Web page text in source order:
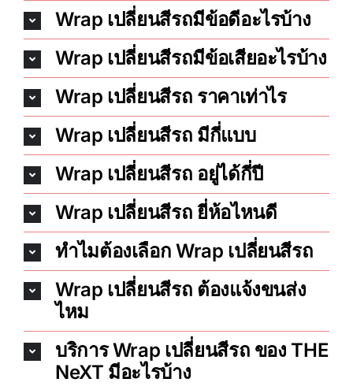
Wrap เปลี่ยนสีรถมีข้อดีอะไรบ้าง
Wrap เปลี่ยนสีรถมีข้อเสียอะไรบ้าง
Wrap เปลี่ยนสีรถ ราคาเท่าไร
Wrap เปลี่ยนสีรถ มีกี่แบบ
Wrap เปลี่ยนสีรถ อยู่ได้กี่ปี
Wrap เปลี่ยนสีรถ ยี่ห้อไหนดี
ทำไมต้องเลือก Wrap เปลี่ยนสีรถ
Wrap เปลี่ยนสีรถ ต้องแจ้งขนส่ง
ไหม
บริการ Wrap เปลี่ยนสีรถ ของ THE
NeXT มีอะไรบ้าง